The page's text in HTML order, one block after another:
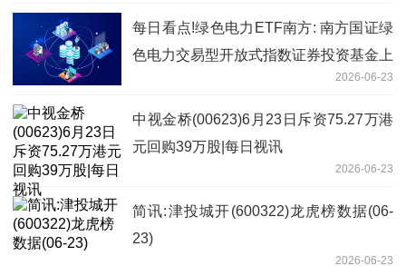
每日看点!绿色电力ETF南方: 南方国证绿
色电力交易型开放式指数证券投资基金上
2026-06-23
中视金桥(00623)6月23日斥资75.27万港
元回购39万股|每日视讯
2026-06-23
简讯:津投城开(600322)龙虎榜数据(06-
23)
2026-06-23